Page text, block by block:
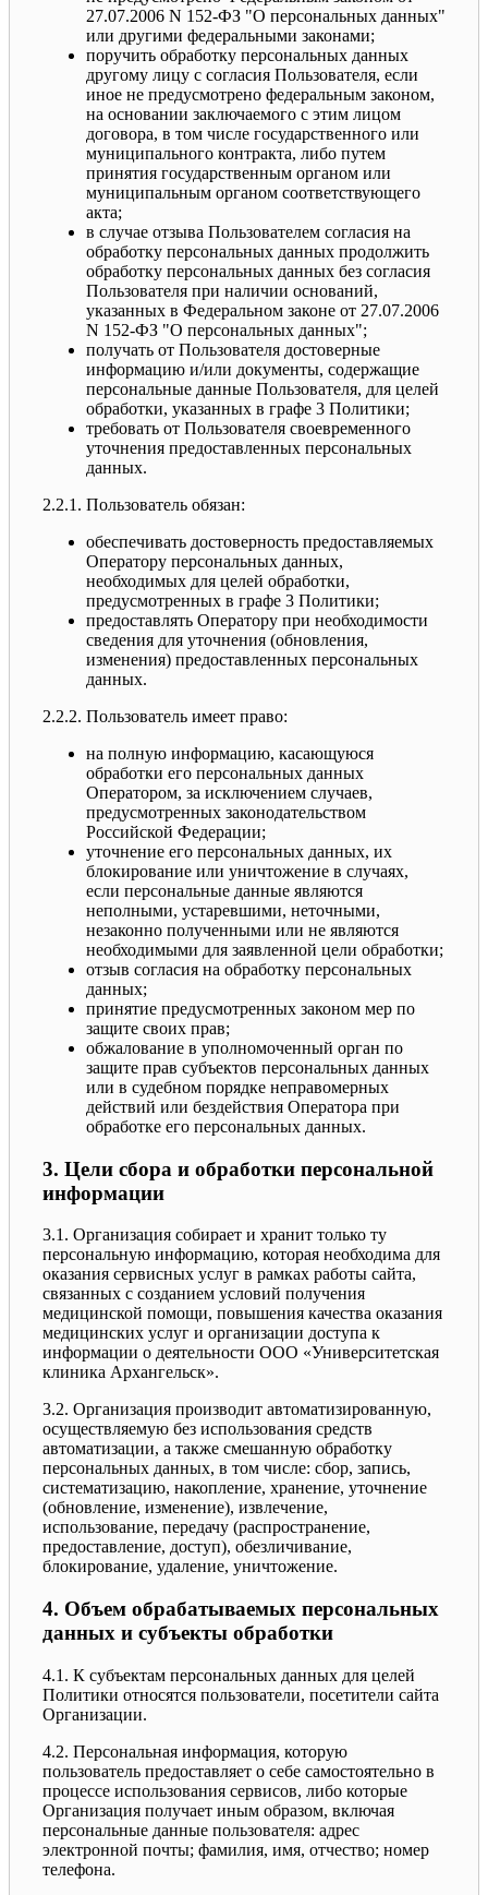
27.07.2006 N 152-ФЗ "О персональных данных"
или другими федеральными законами;
поручить обработку персональных данных
другому лицу с согласия Пользователя, если
иное не предусмотрено федеральным законом,
на основании заключаемого с этим лицом
договора, в том числе государственного или
муниципального контракта, либо путем
принятия государственным органом или
муниципальным органом соответствующего
акта;
в случае отзыва Пользователем согласия на
обработку персональных данных продолжить
обработку персональных данных без согласия
Пользователя при наличии оснований,
указанных в Федеральном законе от 27.07.2006
N 152-ФЗ "О персональных данных";
получать от Пользователя достоверные
информацию и/или документы, содержащие
персональные данные Пользователя, для целей
обработки, указанных в графе 3 Политики;
требовать от Пользователя своевременного
уточнения предоставленных персональных
данных.
2.2.1. Пользователь обязан:
обеспечивать достоверность предоставляемых
Оператору персональных данных,
необходимых для целей обработки,
предусмотренных в графе 3 Политики;
предоставлять Оператору при необходимости
сведения для уточнения (обновления,
изменения) предоставленных персональных
данных.
2.2.2. Пользователь имеет право:
на полную информацию, касающуюся
обработки его персональных данных
Оператором, за исключением случаев,
предусмотренных законодательством
Российской Федерации;
уточнение его персональных данных, их
блокирование или уничтожение в случаях,
если персональные данные являются
неполными, устаревшими, неточными,
незаконно полученными или не являются
необходимыми для заявленной цели обработки;
отзыв согласия на обработку персональных
данных;
принятие предусмотренных законом мер по
защите своих прав;
обжалование в уполномоченный орган по
защите прав субъектов персональных данных
или в судебном порядке неправомерных
действий или бездействия Оператора при
обработке его персональных данных.
3. Цели сбора и обработки персональной
информации
3.1. Организация собирает и хранит только ту
персональную информацию, которая необходима для
оказания сервисных услуг в рамках работы сайта,
связанных с созданием условий получения
медицинской помощи, повышения качества оказания
медицинских услуг и организации доступа к
информации о деятельности ООО «Университетская
клиника Архангельск».
3.2. Организация производит автоматизированную,
осуществляемую без использования средств
автоматизации, а также смешанную обработку
персональных данных, в том числе: сбор, запись,
систематизацию, накопление, хранение, уточнение
(обновление, изменение), извлечение,
использование, передачу (распространение,
предоставление, доступ), обезличивание,
блокирование, удаление, уничтожение.
4. Объем обрабатываемых персональных
данных и субъекты обработки
4.1. К субъектам персональных данных для целей
Политики относятся пользователи, посетители сайта
Организации.
4.2. Персональная информация, которую
пользователь предоставляет о себе самостоятельно в
процессе использования сервисов, либо которые
Организация получает иным образом, включая
персональные данные пользователя: адрес
электронной почты; фамилия, имя, отчество; номер
телефона.